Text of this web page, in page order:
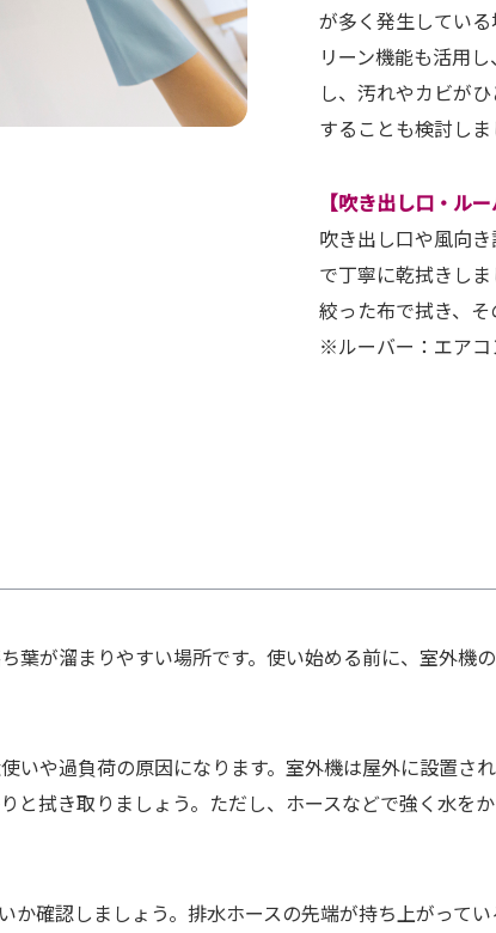
が多く発生してい
リーン機能も活用
し、汚れやカビが
することも検討しま
【吹き出し口・ル
吹き出し口や風向
で丁寧に乾拭きし
絞った布で拭き、そ
※ルーバー：エアコ
が溜まりやすい場所です。使い始める前に、室外機の
いや過負荷の原因になります。室外機は屋外に設置さ
拭き取りましょう。ただし、ホースなどで強く水を
か確認しましょう。排水ホースの先端が持ち上がって